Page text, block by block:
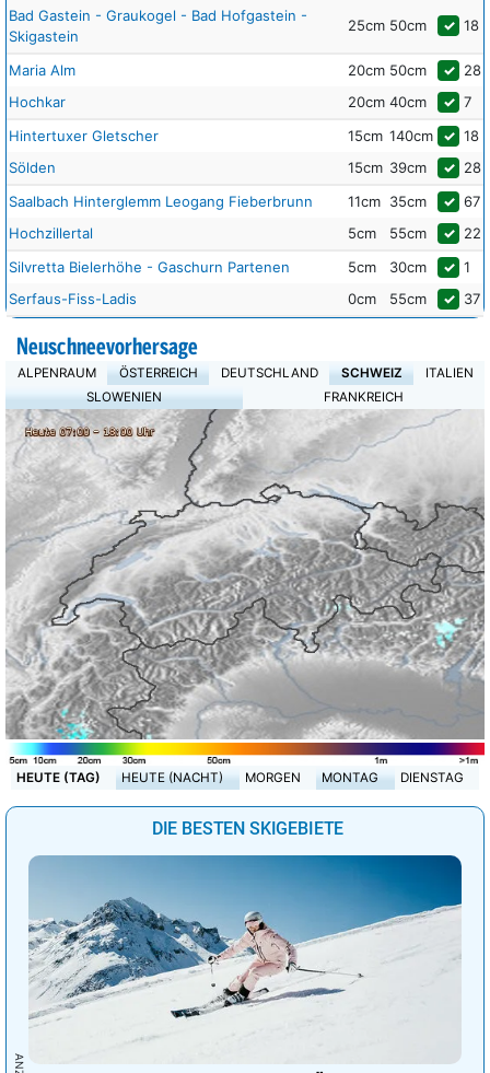
Bad Gastein - Graukogel - Bad Hofgastein -
Skigastein
25cm 50cm ✓ 18
Maria Alm 20cm 50cm ✓ 28
Hochkar
20cm 40cm ✓ 7
Hintertuxer Gletscher
15cm 140cm ✓ 18
Sölden
15cm 39cm ✓ 28
Saalbach Hinterglemm Leogang Fieberbrunn
11cm 35cm ✓ 67
Hochzillertal
5cm 55cm ✓ 22
Silvretta Bielerhöhe - Gaschurn Partenen
5cm 30cm ✓ 1
Serfaus-Fiss-Ladis
0cm 55cm ✓ 37
Neuschneevorhersage
ALPENRAUM ÖSTERREICH DEUTSCHLAND SCHWEIZ
ITALIEN
SLOWENIEN
FRANKREICH
HEUTE (TAG) HEUTE (NACHT) MORGEN MONTAG DIENSTAG
DIE BESTEN SKIGEBIETE